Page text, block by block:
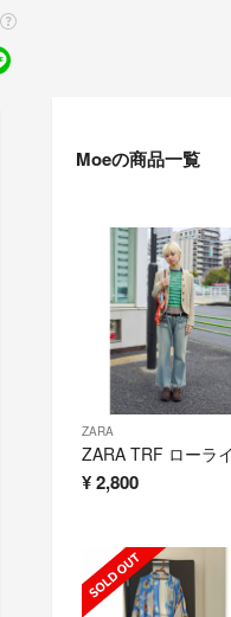
Moeの商品一覧
ZARA
¥2,800